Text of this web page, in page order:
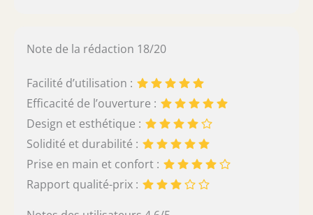
Note de la rédaction 18/20
Facilité d’utilisation :
Efficacité de l’ouverture :
Design et esthétique :
Solidité et durabilité :
Prise en main et confort :
Rapport qualité-prix :